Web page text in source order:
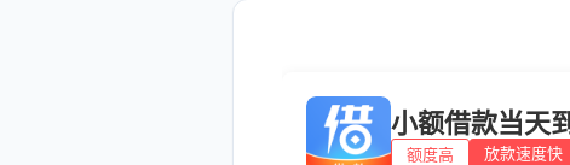
小额借款当天
额度高 放款速度快